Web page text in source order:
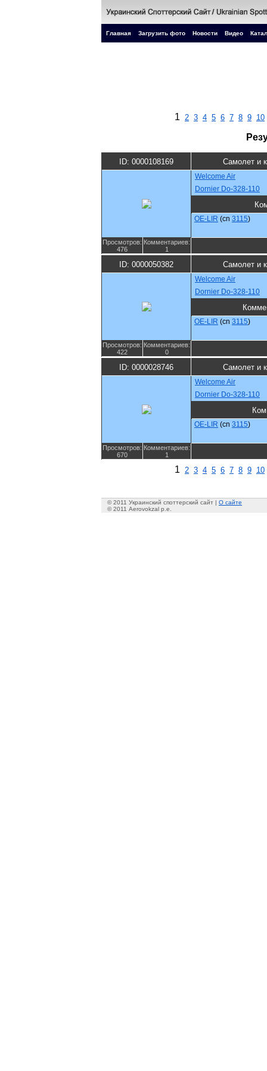
Главная Загрузить фото Новости Видео
1 2 3 4 5 6 7 8 9 10
ID: 0000108169 Самолет и
Welcome Air
Dornier Do-328-110
OE-LIR (cn 3115)
Просмотров:
476
Комментариев:
1
ID: 0000050382 Самолет и
Welcome Air
Dornier Do-328-110
OE-LIR (cn 3115)
Просмотров:
422
Комментариев:
0
ID: 0000028746 Самолет и
Welcome Air
Dornier Do-328-110
OE-LIR (cn 3115)
Просмотров:
670
Комментариев:
1
1 2 3 4 5 6 7 8 9 10
© 2011 Украинский споттерский сайт | О сайте
© 2011 Aerovokzal p.e.